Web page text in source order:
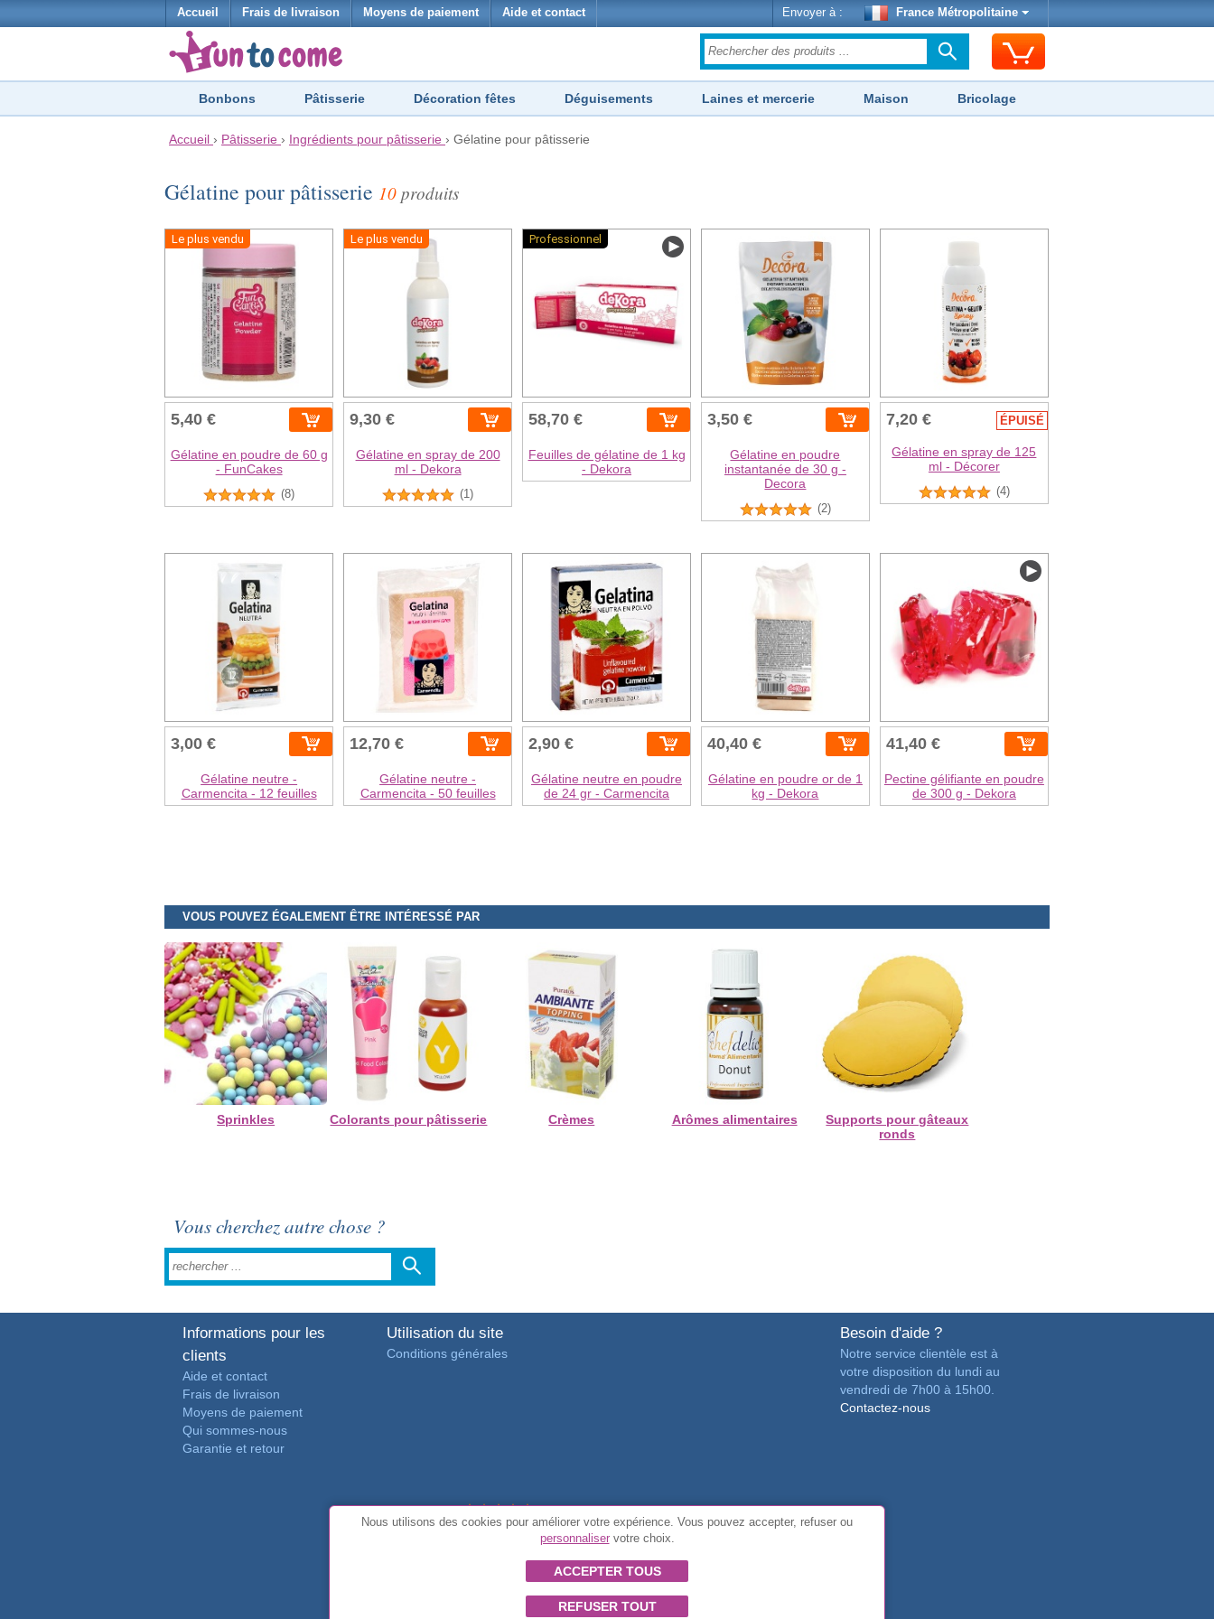
Accueil Frais de livraison Moyens de paiement Aide et contact Envoyer à : France Métropolitaine
Bonbons Pâtisserie Décoration fêtes Déguisements Laines et mercerie Maison Bricolage
Accueil › Pâtisserie › Ingrédients pour pâtisserie › Gélatine pour pâtisserie
Gélatine pour pâtisserie 10 produits
Le plus vendu
5,40 €
Gélatine en poudre de 60 g
- FunCakes
(8)
Le plus vendu
9,30 €
Gélatine en spray de 200
ml - Dekora
(1)
Professionnel
58,70 €
Feuilles de gélatine de 1 kg
- Dekora
3,50 €
Gélatine en poudre
instantanée de 30 g -
Decora
(2)
7,20 € ÉPUISÉ
Gélatine en spray de 125
ml - Décorer
(4)
3,00 €
Gélatine neutre -
Carmencita - 12 feuilles
12,70 €
Gélatine neutre -
Carmencita - 50 feuilles
2,90 €
Gélatine neutre en poudre
de 24 gr - Carmencita
40,40 €
Gélatine en poudre or de 1
kg - Dekora
41,40 €
Pectine gélifiante en poudre
de 300 g - Dekora
VOUS POUVEZ ÉGALEMENT ÊTRE INTÉRESSÉ PAR
Sprinkles Colorants pour pâtisserie Crèmes Arômes alimentaires
Supports pour gâteaux
ronds
Vous cherchez autre chose ?
Informations pour les
clients
Aide et contact
Frais de livraison
Moyens de paiement
Qui sommes-nous
Garantie et retour
Utilisation du site
Conditions générales
Besoin d'aide ?
Notre service clientèle est à
votre disposition du lundi au
vendredi de 7h00 à 15h00.
Contactez-nous
4.7/5 de3889 avis vérifiés des clients
© Tous droits réservés FunToCome
Nous utilisons des cookies pour améliorer votre expérience. Vous pouvez accepter, refuser ou
personnaliservotre choix.
ACCEPTER TOUS
REFUSER TOUT